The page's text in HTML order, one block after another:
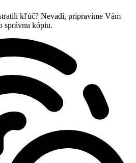
kľúč? Nevadí, pripravíme Vám
správnu kópiu.